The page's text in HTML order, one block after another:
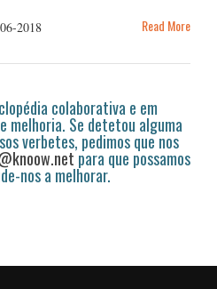
2018 Read More
colaborativa e em
melhoria. Se detetou alguma
verbetes, pedimos que nos
para que possamos
nos a melhorar.